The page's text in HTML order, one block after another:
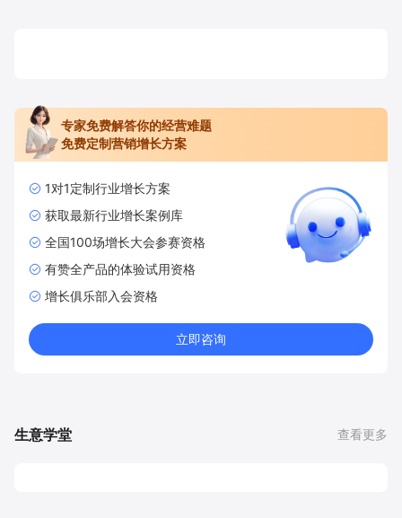
专家免费解答你的经营难题
免费定制营销增长方案
1对1定制行业增长方案
获取最新行业增长案例库
全国100场增长大会参赛资格
有赞全产品的体验试用资格
增长俱乐部入会资格
立即咨询
生意学堂 查看更多